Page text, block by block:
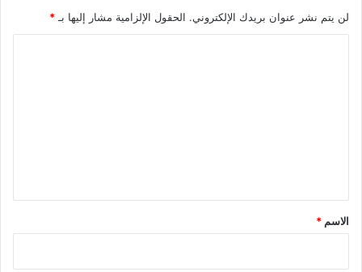
لن يتم نشر عنوان بريدك الإلكتروني. الحقول الإلزامية مشار إليها بـ *
*
الاسم *